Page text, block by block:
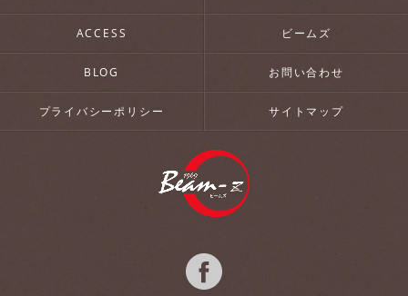
ACCESS ビームズ
BLOG お問い合わせ
プライバシーポリシー サイトマップ